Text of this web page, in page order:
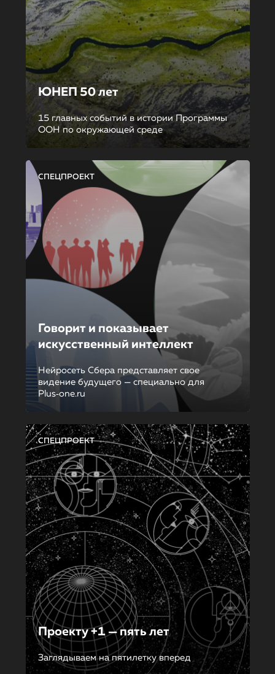
ЮНЕП 50 лет
15 главных событий в истории Программы
ООН по окружающей среде
СПЕЦПРОЕКТ
Говорит и показывает
искусственный интеллект
Нейросеть Сбера представляет свое
видение будущего — специально для
Plus‑one.ru
СПЕЦПРОЕКТ
Проекту +1 — пять лет
Заглядываем на пятилетку вперед